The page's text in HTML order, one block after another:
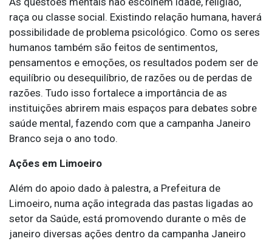
raça ou classe social. Existindo relação humana, haverá
possibilidade de problema psicológico. Como os seres
humanos também são feitos de sentimentos,
pensamentos e emoções, os resultados podem ser de
equilíbrio ou desequilíbrio, de razões ou de perdas de
razões. Tudo isso fortalece a importância de as
instituições abrirem mais espaços para debates sobre
saúde mental, fazendo com que a campanha Janeiro
Branco seja o ano todo.
Ações em Limoeiro
Além do apoio dado à palestra, a Prefeitura de
Limoeiro, numa ação integrada das pastas ligadas ao
setor da Saúde, está promovendo durante o mês de
janeiro diversas ações dentro da campanha Janeiro